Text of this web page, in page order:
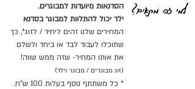
הסדנאות מיועדות למבוגרים.
ילד יכול להתלוות למבוגר בסדנא
המחירים שלנו זהים ליחיד / לזוג*, כך
שתוכלו לעבוד לבד או ביחד ולשלם
את אותו המחיר- שזה ממש שווה!
(זוג מבוגרים / מבוגר וילד)
* כל משתתף נוסף בעלות 100 ש"ח.
למי זה מתאים?